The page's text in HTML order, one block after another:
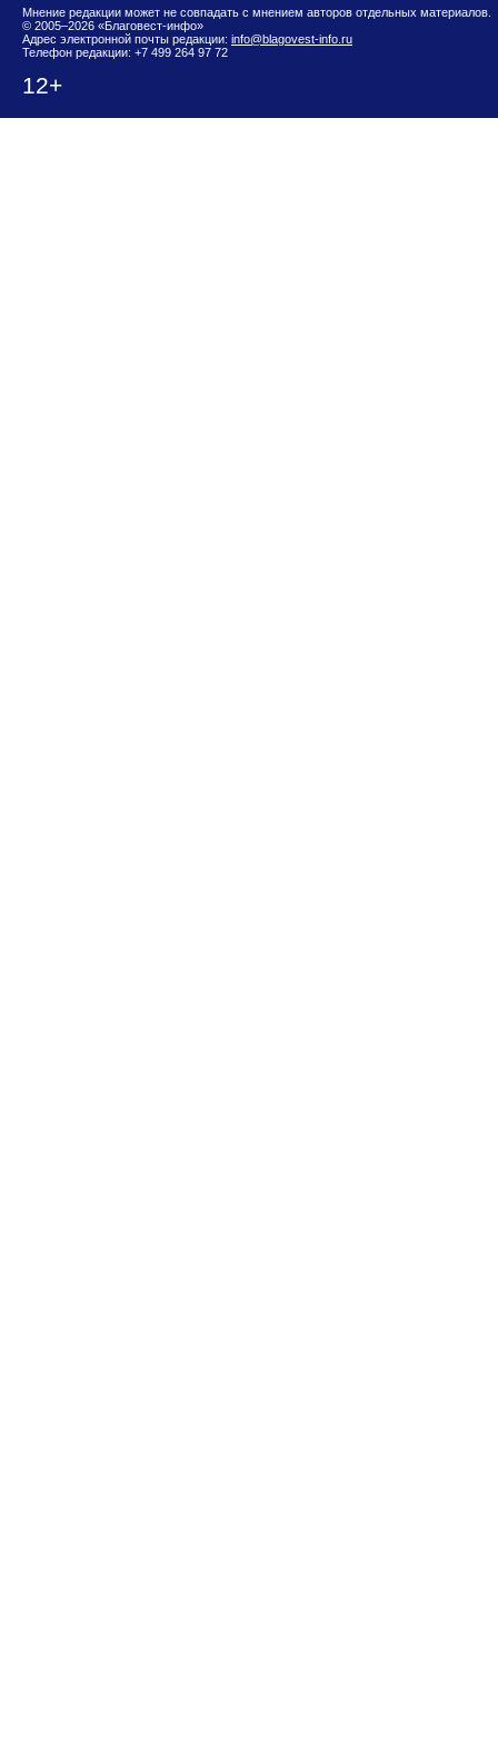
Мнение редакции может не совпадать с мнением авторов отдельных материалов.
© 2005–2026 «Благовест-инфо»
Адрес электронной почты редакции: info@blagovest-info.ru
Телефон редакции: +7 499 264 97 72
12+